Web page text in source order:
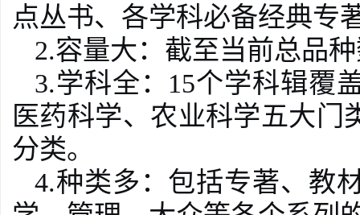
点丛书、各学科必备经典专
2.容量大：截至当前总品
3.学科全：15个学科辑覆
医药科学、农业科学五大门
分类。
4.种类多：包括专著、教